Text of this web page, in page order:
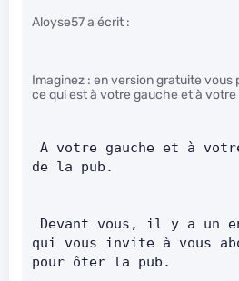
Aloyse57 a écrit :
Imaginez : en version gratuite vous
ce qui est à votre gauche et à votre
de la pub.
qui vous invite à vous
pour ôter la pub.